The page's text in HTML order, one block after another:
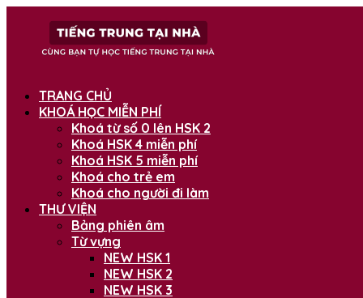
TRANG CHỦ
KHOÁ HỌC MIỄN PHÍ
Khoá từ số 0 lên HSK 2
Khoá HSK 4 miễn phí
Khoá HSK 5 miễn phí
Khoá cho trẻ em
Khoá cho người đi làm
THƯ VIỆN
Bảng phiên âm
Từ vựng
NEW HSK 1
NEW HSK 2
NEW HSK 3